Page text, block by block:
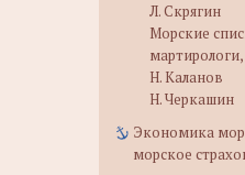
Л. Скрягин
Морские
Н. Каланов
Н. Черкашин
Экономика
морское